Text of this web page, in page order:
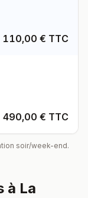
110,00 € TTC
490,00 € TTC
soir/week-end.
à La